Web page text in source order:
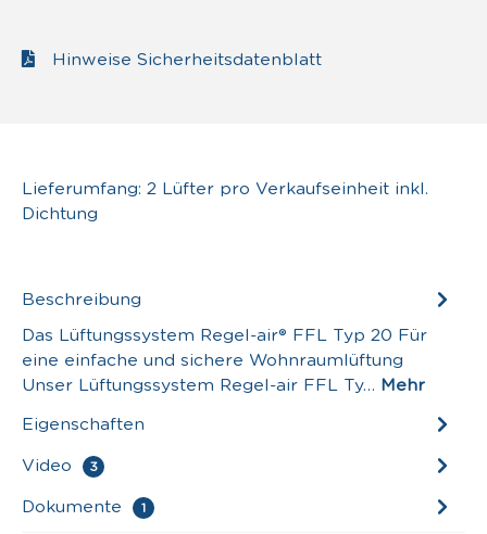
Hinweise Sicherheitsdatenblatt
Lieferumfang: 2 Lüfter pro Verkaufseinheit inkl.
Dichtung
Beschreibung
Das Lüftungssystem Regel-air® FFL Typ 20 Für
eine einfache und sichere Wohnraumlüftung
Unser Lüftungssystem Regel-air FFL Ty… Mehr
Eigenschaften
Video
3
Dokumente 1